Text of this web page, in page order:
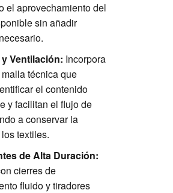
el aprovechamiento del
sin añadir
Ventilación: Incorpora
técnica que
el contenido
y facilitan el flujo de
a conservar la
textiles.
de Alta Duración:
cierres de
fluido y tiradores